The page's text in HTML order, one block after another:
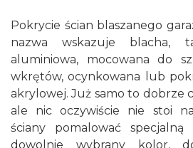
Pokrycie ścian blaszanego
nazwa wskazuje blacha,
aluminiowa, mocowana do
wkrętów, ocynkowana lub
akrylowej. Już samo to dobrze
ale nic oczywiście nie stoi
ściany pomalować
dowolnie wybrany kolor,